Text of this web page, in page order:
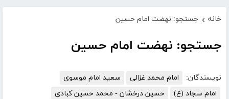
خانه › جستجو: نهضت امام حسین
جستجو: نهضت امام حسین
نویسندگان: امام محمد غزالی
سعید امام موسوی
امام سجاد (ع)
حسین درخشان - محمد حسین کبادی